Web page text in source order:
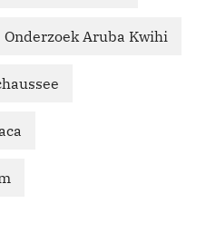
Onderzoek Aruba Kwihi